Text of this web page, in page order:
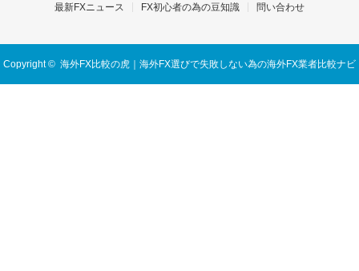
最新FXニュース
FX初心者の為の豆知識 問い合わせ
Copyright © 海外FX比較の虎｜海外FX選びで失敗しない為の海外FX業者比較ナビ